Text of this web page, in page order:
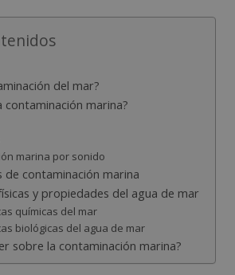
del mar?
contaminación marina?
marina por sonido
de contaminación marina
y propiedades del agua de mar
químicas del mar
biológicas del agua de mar
sobre la contaminación marina?